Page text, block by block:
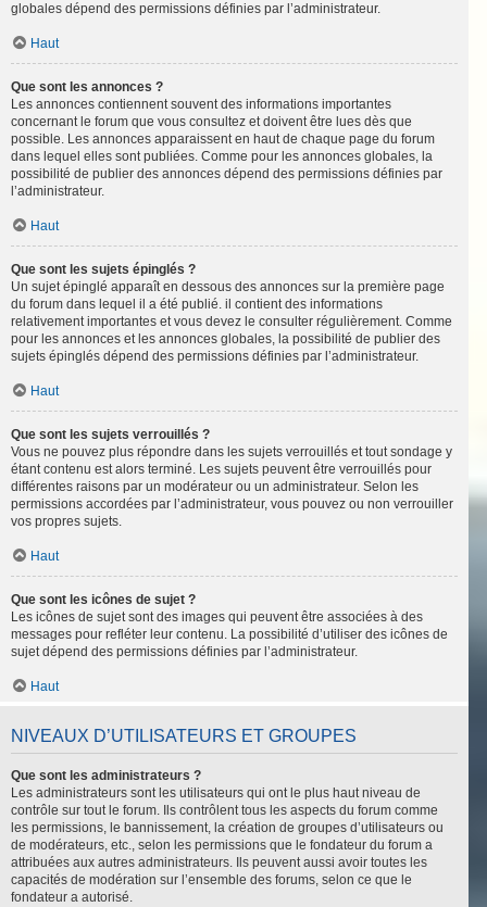
globales dépend des permissions définies par l’administrateur.
Haut
Que sont les annonces ?
Les annonces contiennent souvent des informations importantes
concernant le forum que vous consultez et doivent être lues dès que
possible. Les annonces apparaissent en haut de chaque page du forum
dans lequel elles sont publiées. Comme pour les annonces globales, la
possibilité de publier des annonces dépend des permissions définies par
l’administrateur.
Haut
Que sont les sujets épinglés ?
Un sujet épinglé apparaît en dessous des annonces sur la première page
du forum dans lequel il a été publié. il contient des informations
relativement importantes et vous devez le consulter régulièrement. Comme
pour les annonces et les annonces globales, la possibilité de publier des
sujets épinglés dépend des permissions définies par l’administrateur.
Haut
Que sont les sujets verrouillés ?
Vous ne pouvez plus répondre dans les sujets verrouillés et tout sondage y
étant contenu est alors terminé. Les sujets peuvent être verrouillés pour
différentes raisons par un modérateur ou un administrateur. Selon les
permissions accordées par l’administrateur, vous pouvez ou non verrouiller
vos propres sujets.
Haut
Que sont les icônes de sujet ?
Les icônes de sujet sont des images qui peuvent être associées à des
messages pour refléter leur contenu. La possibilité d’utiliser des icônes de
sujet dépend des permissions définies par l’administrateur.
Haut
NIVEAUX D’UTILISATEURS ET GROUPES
Que sont les administrateurs ?
Les administrateurs sont les utilisateurs qui ont le plus haut niveau de
contrôle sur tout le forum. Ils contrôlent tous les aspects du forum comme
les permissions, le bannissement, la création de groupes d’utilisateurs ou
de modérateurs, etc., selon les permissions que le fondateur du forum a
attribuées aux autres administrateurs. Ils peuvent aussi avoir toutes les
capacités de modération sur l’ensemble des forums, selon ce que le
fondateur a autorisé.